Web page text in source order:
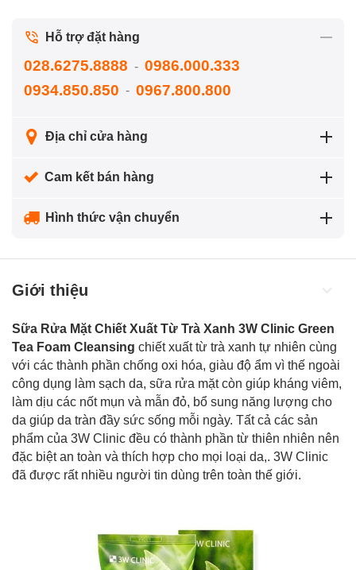
Hỗ trợ đặt hàng
028.6275.8888 - 0986.000.333
0934.850.850 - 0967.800.800
Địa chỉ cửa hàng
Cam kết bán hàng
Hình thức vận chuyển
Giới thiệu
Sữa Rửa Mặt Chiết Xuất Từ Trà Xanh 3W Clinic Green
Tea Foam Cleansing chiết xuất từ trà xanh tự nhiên cùng
với các thành phần chống oxi hóa, giàu độ ẩm vì thế ngoài
công dụng làm sạch da, sữa rửa mặt còn giúp kháng viêm,
làm dịu các nốt mụn và mẫn đỏ, bổ sung năng lượng cho
da giúp da tràn đầy sức sống mỗi ngày. Tất cả các sản
phẩm của 3W Clinic đều có thành phần từ thiên nhiên nên
đặc biệt an toàn và thích hợp cho mọi loại da,. 3W Clinic
đã được rất nhiều người tin dùng trên toàn thế giới.